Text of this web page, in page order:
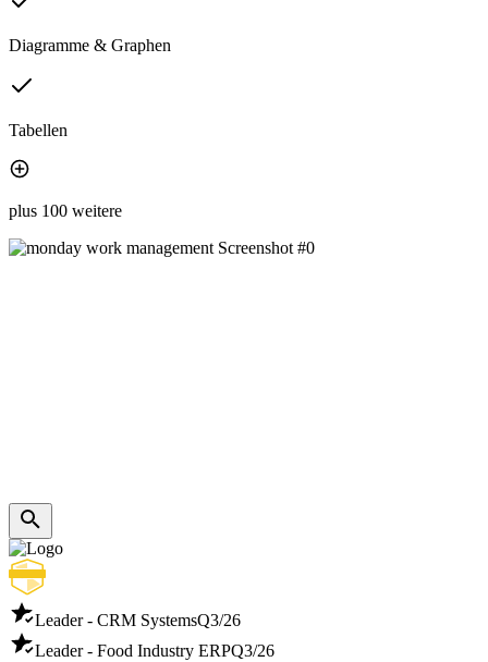
Diagramme & Graphen
Tabellen
plus 100 weitere
Leader - CRM SystemsQ3/26
Leader - Food Industry ERPQ3/26